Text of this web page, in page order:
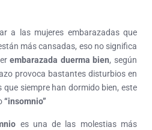
a las mujeres embarazadas que
más cansadas, eso no significa
embarazada duerma bien, según
provoca bastantes disturbios en
que siempre han dormido bien, este
“insomnio”
es una de las molestias más